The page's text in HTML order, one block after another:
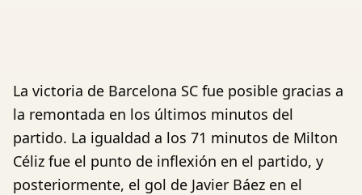
La victoria de Barcelona SC fue posible gracias a
la remontada en los últimos minutos del
partido. La igualdad a los 71 minutos de Milton
Céliz fue el punto de inflexión en el partido, y
posteriormente, el gol de Javier Báez en el